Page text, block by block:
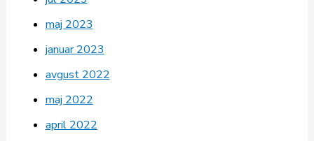
maj 2023
januar 2023
avgust 2022
maj 2022
april 2022